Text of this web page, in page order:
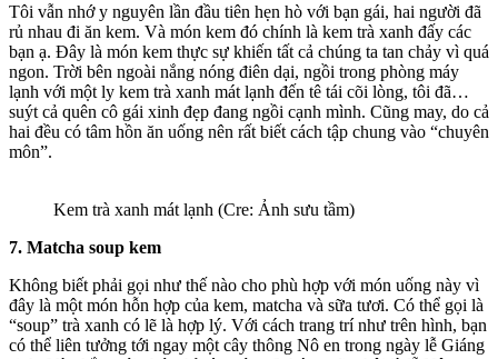
Tôi vẫn nhớ y nguyên lần đầu tiên hẹn hò với bạn gái, hai người đã
rủ nhau đi ăn kem. Và món kem đó chính là kem trà xanh đấy các
bạn ạ. Đây là món kem thực sự khiến tất cả chúng ta tan chảy vì quá
ngon. Trời bên ngoài nắng nóng điên dại, ngồi trong phòng máy
lạnh với một ly kem trà xanh mát lạnh đến tê tái cõi lòng, tôi đã…
suýt cả quên cô gái xinh đẹp đang ngồi cạnh mình. Cũng may, do cả
hai đều có tâm hồn ăn uống nên rất biết cách tập chung vào “chuyên
môn”.
Kem trà xanh mát lạnh (Cre: Ảnh sưu tầm)
7. Matcha soup kem
Không biết phải gọi như thế nào cho phù hợp với món uống này vì
đây là một món hỗn hợp của kem, matcha và sữa tươi. Có thể gọi là
“soup” trà xanh có lẽ là hợp lý. Với cách trang trí như trên hình, bạn
có thể liên tưởng tới ngay một cây thông Nô en trong ngày lễ Giáng